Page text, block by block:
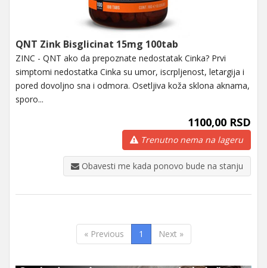
QNT Zink Bisglicinat 15mg 100tab
ZINC - QNT ako da prepoznate nedostatak Cinka? Prvi
simptomi nedostatka Cinka su umor, iscrpljenost, letargija i
pored dovoljno sna i odmora. Osetljiva koža sklona aknama,
sporo...
1100,00 RSD
Trenutno nema na lageru
Obavesti me kada ponovo bude na stanju
« Previous 1 Next »